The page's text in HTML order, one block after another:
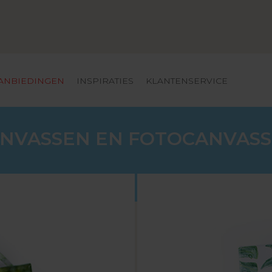
INSPIRATIES KLANTENSERVICE
EN